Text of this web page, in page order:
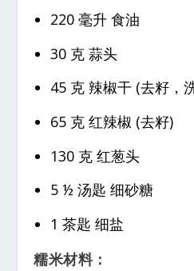
220 毫升 食油
30 克 蒜头
45 克 辣椒干 (去籽，
65 克 红辣椒 (去籽)
130 克 红葱头
5 ½ 汤匙 细砂糖
1 茶匙 细盐
糯米材料：